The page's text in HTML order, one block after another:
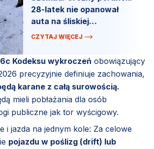
28-latek nie opanował
auta na śliskiej
nawierzchni.
CZYTAJ WIĘCEJ
Kodeksu wykroczeń obowiązujący
precyzyjnie definiuje zachowania,
karane z całą surowością.
mieli pobłażania dla osób
publiczne jak tor wyścigowy.
i jazda na jednym kole: Za celowe
pojazdu w poślizg (drift) lub